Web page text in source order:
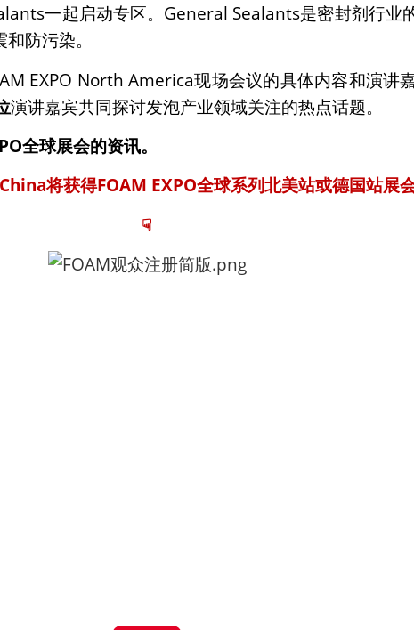
一起启动专区。General Sealants是密封剂行业
防污染。
EXPO North America现场会议的具体内容和演讲
演讲嘉宾共同探讨发泡产业领域关注的热点话题。
全球展会的资讯。
将获得FOAM EXPO全球系列北美站或德国站展会
☟